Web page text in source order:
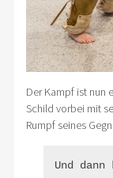
Der Kampf ist nun
Schild vorbei mit
Rumpf seines
Und dann